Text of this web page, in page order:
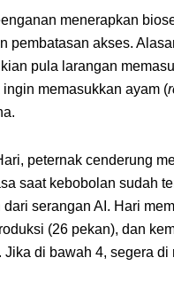
menerapkan
pembatasan akses.
pula larangan
memasukkan ayam (
peternak cenderung
saat kebobolan sudah
serangan AI. Hari
(26 pekan), dan
di bawah 4, segera di